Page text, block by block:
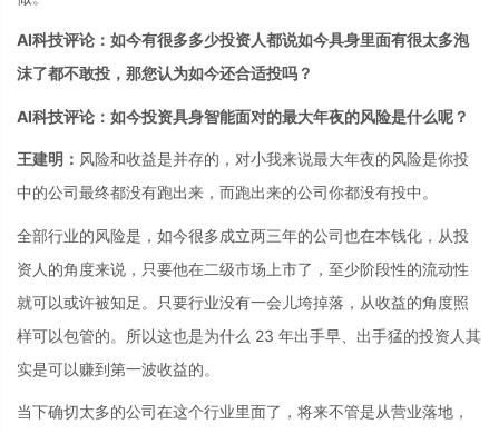
AI科技评论：如今有很多多少投资人都说如今具身里面有很太多泡
沫了都不敢投，那您认为如今还合适投吗？
AI科技评论：如今投资具身智能面对的最大年夜的风险是什么呢？
王建明： 风险和收益是并存的，对小我来说最大年夜的风险是你投
中的公司最终都没有跑出来，而跑出来的公司你都没有投中。
全部行业的风险是，如今很多成立两三年的公司也在本钱化，从投
资人的角度来说，只要他在二级市场上市了，至少阶段性的流动性
就可以或许被知足。只要行业没有一会儿垮掉落，从收益的角度照
样可以包管的。所以这也是为什么 23 年出手早、出手猛的投资人其
实是可以赚到第一波收益的。
当下确切太多的公司在这个行业里面了，将来不管是从营业落地，